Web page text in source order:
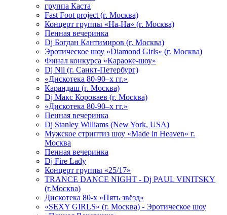
группа Каста
Fast Foot project (г. Москва)
Концерт группы «На-На» (г. Москва)
Пенная вечеринка
Dj Богдан Кантимиров (г. Москва)
Эротическое шоу «Diamond Girls» (г. Москва)
Финал конкурса «Караоке-шоу»
Dj Nil (г. Санкт-Петербург)
«Дискотека 80-90–х гг.»
Карандаш (г. Москва)
Dj Макс Короваев (г. Москва)
«Дискотека 80-90–х гг.»
Пенная вечеринка
Dj Stanley Williams (New York, USA)
Мужское стриптиз шоу «Made in Heaven» г.
Москва
Пенная вечеринка
Dj Fire Lady
Концерт группы «25/17»
TRANCE DANCE NIGHT - Dj PAUL VINITSKY
(г.Москва)
Дискотека 80-х «Пять звёзд»
«SEXY GIRLS» (г. Москва) - Эротическое шоу